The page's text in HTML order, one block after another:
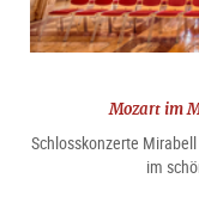
Mozart im
Schlosskonzerte
im